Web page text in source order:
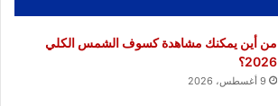
من أين يمكنك مشاهدة كسوف الشمس الكلي
2026؟
9 أغسطس، 2026